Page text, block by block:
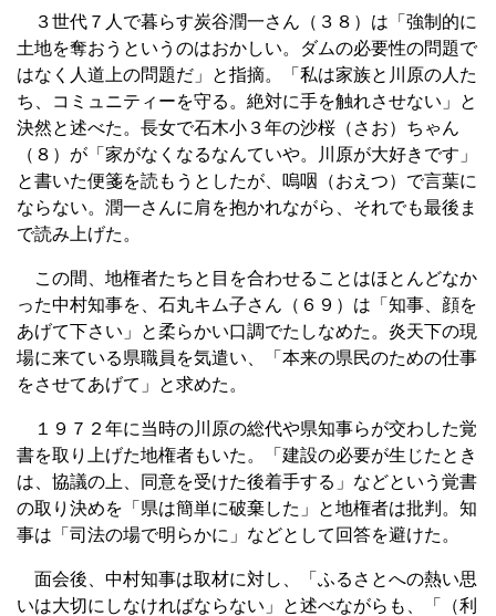
３世代７人で暮らす炭谷潤一さん（３８）は「強制的に
土地を奪おうというのはおかしい。ダムの必要性の問題で
はなく人道上の問題だ」と指摘。「私は家族と川原の人た
ち、コミュニティーを守る。絶対に手を触れさせない」と
決然と述べた。長女で石木小３年の沙桜（さお）ちゃん
（８）が「家がなくなるなんていや。川原が大好きです」
と書いた便箋を読もうとしたが、嗚咽（おえつ）で言葉に
ならない。潤一さんに肩を抱かれながら、それでも最後ま
で読み上げた。
この間、地権者たちと目を合わせることはほとんどなか
った中村知事を、石丸キム子さん（６９）は「知事、顔を
あげて下さい」と柔らかい口調でたしなめた。炎天下の現
場に来ている県職員を気遣い、「本来の県民のための仕事
をさせてあげて」と求めた。
１９７２年に当時の川原の総代や県知事らが交わした覚
書を取り上げた地権者もいた。「建設の必要が生じたとき
は、協議の上、同意を受けた後着手する」などという覚書
の取り決めを「県は簡単に破棄した」と地権者は批判。知
事は「司法の場で明らかに」などとして回答を避けた。
面会後、中村知事は取材に対し、「ふるさとへの熱い思
いは大切にしなければならない」と述べながらも、「（利